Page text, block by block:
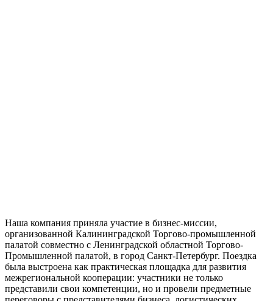
Наша компания приняла участие в бизнес-миссии,
организованной Калининградской Торгово-промышленной
палатой совместно с Ленинградской областной Торгово-
Промышленной палатой, в город Санкт-Петербург. Поездка
была выстроена как практическая площадка для развития
межрегиональной кооперации: участники не только
представили свои компетенции, но и провели предметные